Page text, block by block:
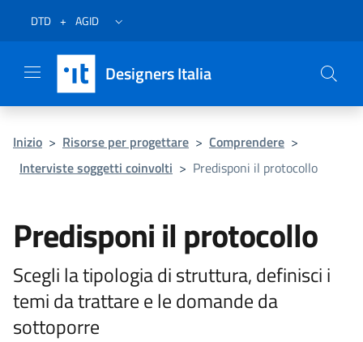
Vai al menu
Vai al contenuto
Questa pagina è stata utile?
Vai al piede
Dichiarazione di accessibilità (link esterno su sito AgID)
DTD + AGID Apri/chiudi menu secondario
Designers Italia
Inizio > Risorse per progettare > Comprendere >
Interviste soggetti coinvolti > Predisponi il protocollo
Predisponi il protocollo
Scegli la tipologia di struttura, definisci i
temi da trattare e le domande da
sottoporre